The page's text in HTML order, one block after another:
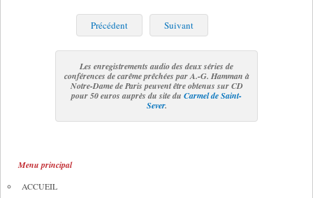
Précédent Suivant
Les enregistrements audio des deux séries de
conférences de carême prêchées par A.-G. Hamman à
Notre-Dame de Paris peuvent être obtenus sur CD
pour 50 euros auprès du site du Carmel de Saint-
Sever.
Menu principal
ACCUEIL